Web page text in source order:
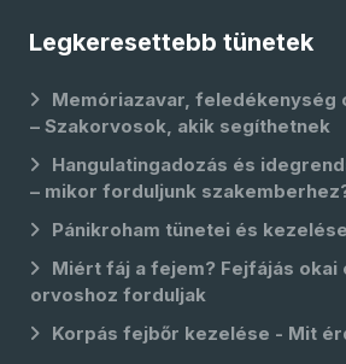
Legkeresettebb tünetek
Memóriazavar, feledékenység
– Szakorvosok, akik segíthetnek
Hangulatingadozás és
– mikor forduljunk
Pánikroham tünetei és kezelése
Miért fáj a fejem? Fejfájás okai
orvoshoz forduljak
Korpás fejbőr kezelése - Mit